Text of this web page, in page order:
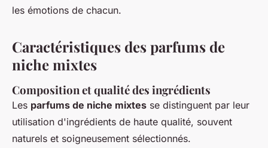
les émotions de chacun.
Caractéristiques des parfums de
niche mixtes
Composition et qualité des ingrédients
Les parfums de niche mixtes se distinguent par leur
utilisation d'ingrédients de haute qualité, souvent
naturels et soigneusement sélectionnés.